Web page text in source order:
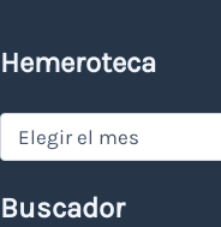
Hemeroteca
Hemeroteca
Buscador